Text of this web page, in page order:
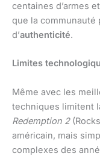
centaines d’armes
que la communauté
d’authenticité.
Limites
Même avec les
techniques limitent
Redemption 2
américain, mais
complexes des